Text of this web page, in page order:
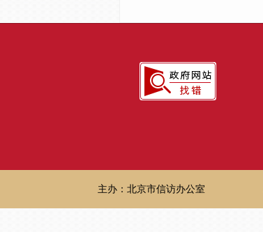
主办：北京市信访办公室